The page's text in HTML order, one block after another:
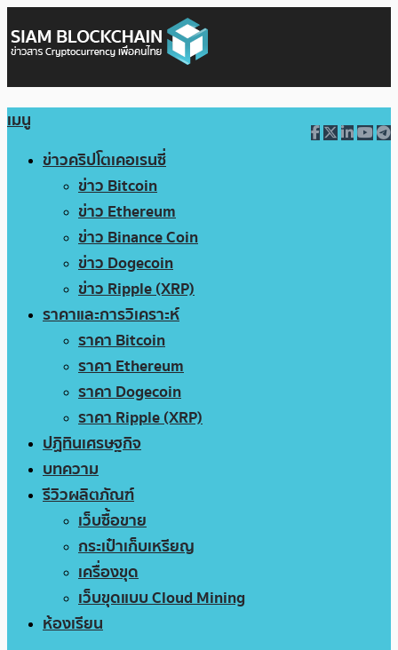
เมนู
ข่าวคริปโตเคอเรนซี่
ข่าว Bitcoin
ข่าว Ethereum
ข่าว Binance Coin
ข่าว Dogecoin
ข่าว Ripple (XRP)
ราคาและการวิเคราะห์
ราคา Bitcoin
ราคา Ethereum
ราคา Dogecoin
ราคา Ripple (XRP)
ปฏิทินเศรษฐกิจ
บทความ
รีวิวผลิตภัณฑ์
เว็บซื้อขาย
กระเป๋าเก็บเหรียญ
เครื่องขุด
เว็บขุดแบบ Cloud Mining
ห้องเรียน